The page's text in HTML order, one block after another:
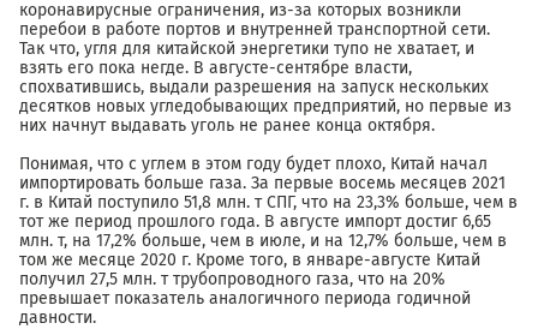
коронавирусные ограничения, из-за которых возникли
перебои в работе портов и внутренней транспортной сети.
Так что, угля для китайской энергетики тупо не хватает, и
взять его пока негде. В августе-сентябре власти,
спохватившись, выдали разрешения на запуск нескольких
десятков новых угледобывающих предприятий, но первые из
них начнут выдавать уголь не ранее конца октября.
Понимая, что с углем в этом году будет плохо, Китай начал
импортировать больше газа. За первые восемь месяцев 2021
г. в Китай поступило 51,8 млн. т СПГ, что на 23,3% больше, чем в
тот же период прошлого года. В августе импорт достиг 6,65
млн. т, на 17,2% больше, чем в июле, и на 12,7% больше, чем в
том же месяце 2020 г. Кроме того, в январе-августе Китай
получил 27,5 млн. т трубопроводного газа, что на 20%
превышает показатель аналогичного периода годичной
давности.